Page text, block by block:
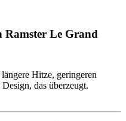
Ramster Le Grand
Hitze, geringeren
das überzeugt.